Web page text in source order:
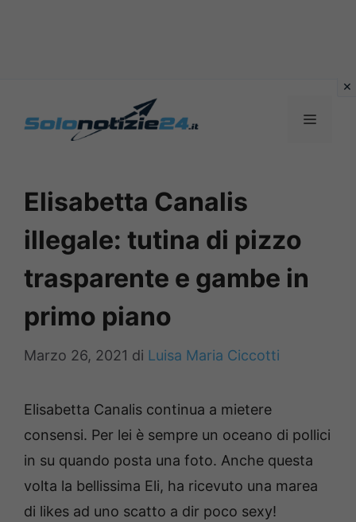
MENU
Elisabetta Canalis
illegale: tutina di pizzo
trasparente e gambe in
primo piano
Marzo 26, 2021 di Luisa Maria Ciccotti
Elisabetta Canalis continua a mietere
consensi. Per lei è sempre un oceano di pollici
in su quando posta una foto. Anche questa
volta la bellissima Eli, ha ricevuto una marea
di likes ad uno scatto a dir poco sexy!